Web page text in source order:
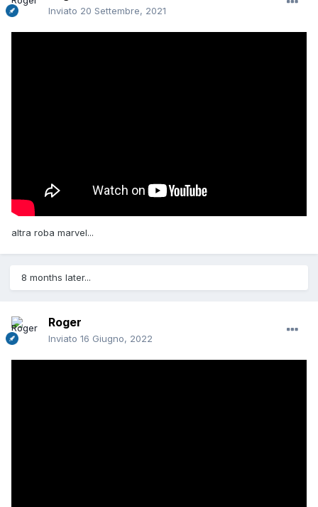
Inviato 20 Settembre, 2021
altra roba marvel...
8 months later...
Roger
Inviato 16 Giugno, 2022